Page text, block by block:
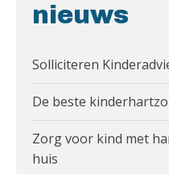
nieuws
Solliciteren
De beste
Zorg voor kind met
huis